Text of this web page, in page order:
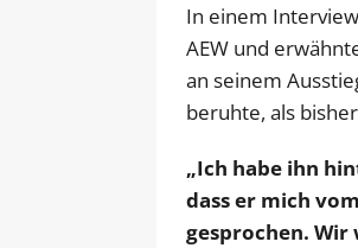
In einem
AEW und
an seinem
beruhte, als
„Ich habe ihn
dass er mich
gesprochen. Wir